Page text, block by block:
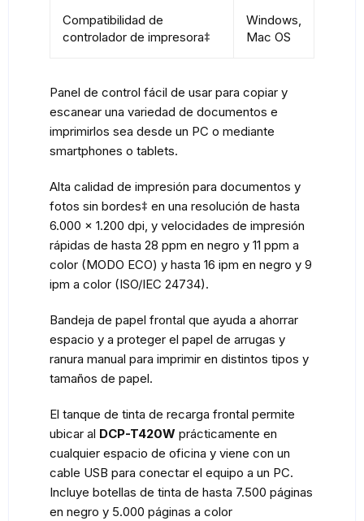
Compatibilidad de
controlador de impresora‡
Windows,
Mac OS
Panel de control fácil de usar para copiar y
escanear una variedad de documentos e
imprimirlos sea desde un PC o mediante
smartphones o tablets.
Alta calidad de impresión para documentos y
fotos sin bordes‡ en una resolución de hasta
6.000 x 1.200 dpi, y velocidades de impresión
rápidas de hasta 28 ppm en negro y 11 ppm a
color (MODO ECO) y hasta 16 ipm en negro y 9
ipm a color (ISO/IEC 24734).
Bandeja de papel frontal que ayuda a ahorrar
espacio y a proteger el papel de arrugas y
ranura manual para imprimir en distintos tipos y
tamaños de papel.
El tanque de tinta de recarga frontal permite
ubicar al DCP-T420W prácticamente en
cualquier espacio de oficina y viene con un
cable USB para conectar el equipo a un PC.
Incluye botellas de tinta de hasta 7.500 páginas
en negro y 5.000 páginas a color